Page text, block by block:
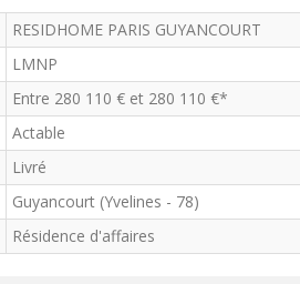
RESIDHOME PARIS GUYANCOURT
LMNP
Entre 280 110 € et 280 110 €*
Actable
Livré
Guyancourt (Yvelines - 78)
Résidence d'affaires